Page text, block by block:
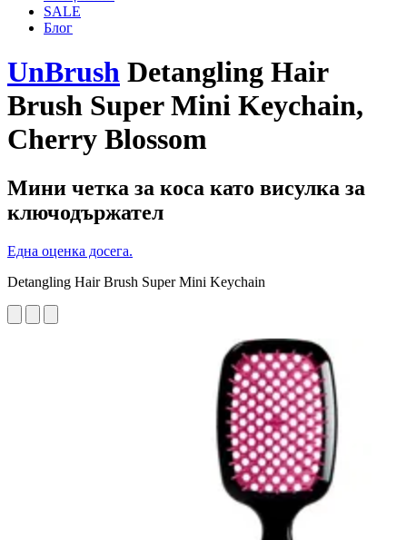
SALE
Блог
UnBrush Detangling Hair
Brush Super Mini Keychain,
Cherry Blossom
Мини четка за коса като висулка за
ключодържател
Една оценка досега.
Detangling Hair Brush Super Mini Keychain